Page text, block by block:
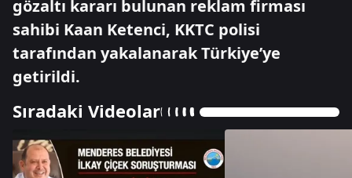
gözaltı kararı bulunan reklam firması
sahibi Kaan Ketenci, KKTC polisi
tarafından yakalanarak Türkiye’ye
getirildi.
Sıradaki Videolar